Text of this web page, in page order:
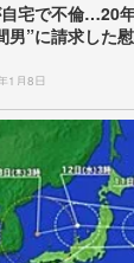
宅で不倫…20
男”に請求した
1月8日